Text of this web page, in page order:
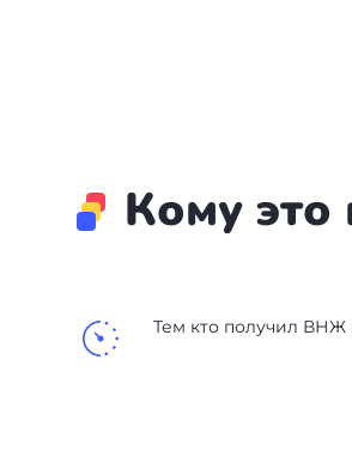
Кому это
Тем кто получил ВНЖ
+7(499)938-68-05